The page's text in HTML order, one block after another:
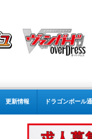
更新情報 ドラゴンボール